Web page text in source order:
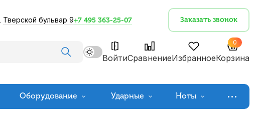
Тверской бульвар 9+7 495 363-25-07 Заказать звонок
ВойтиСравнениеИзбранное
0
Корзина
Оборудование Ударные Ноты